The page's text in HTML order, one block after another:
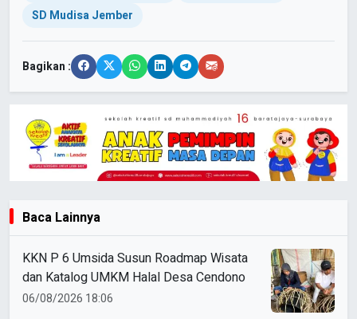
SD Mudisa Jember
Bagikan :
Baca Lainnya
KKN P 6 Umsida Susun Roadmap Wisata
dan Katalog UMKM Halal Desa Cendono
06/08/2026 18:06